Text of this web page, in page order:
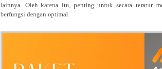
lainnya. Oleh karena itu, penting untuk secara teratur
berfungsi dengan optimal.